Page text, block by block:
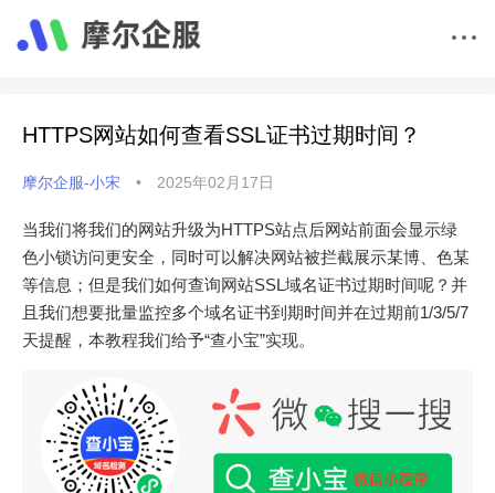
HTTPS网站如何查看SSL证书过期时间？
摩尔企服-小宋 • 2025年02月17日
当我们将我们的网站升级为HTTPS站点后网站前面会显示绿
色小锁访问更安全，同时可以解决网站被拦截展示某博、色某
等信息；但是我们如何查询网站SSL域名证书过期时间呢？并
且我们想要批量监控多个域名证书到期时间并在过期前1/3/5/7
天提醒，本教程我们给予“查小宝”实现。